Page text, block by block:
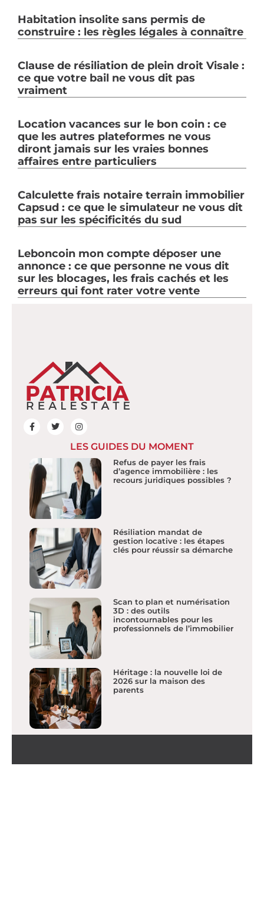
Habitation insolite sans permis de
construire : les règles légales à connaître
Clause de résiliation de plein droit Visale :
ce que votre bail ne vous dit pas
vraiment
Location vacances sur le bon coin : ce
que les autres plateformes ne vous
diront jamais sur les vraies bonnes
affaires entre particuliers
Calculette frais notaire terrain immobilier
Capsud : ce que le simulateur ne vous dit
pas sur les spécificités du sud
Leboncoin mon compte déposer une
annonce : ce que personne ne vous dit
sur les blocages, les frais cachés et les
erreurs qui font rater votre vente
LES GUIDES DU MOMENT
Refus de payer les frais
d’agence immobilière : les
recours juridiques possibles ?
Résiliation mandat de
gestion locative : les étapes
clés pour réussir sa démarche
Scan to plan et numérisation
3D : des outils
incontournables pour les
professionnels de l’immobilier
Héritage : la nouvelle loi de
2026 sur la maison des
parents